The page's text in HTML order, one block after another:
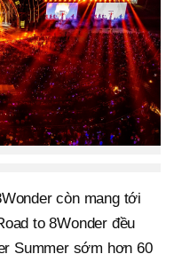
còn mang tới
to 8Wonder đều
Summer sớm hơn 60